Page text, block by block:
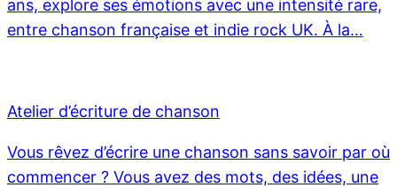
ans, explore ses émotions avec une intensité rare,
entre chanson française et indie rock UK. À la…
Atelier d’écriture de chanson
Vous rêvez d’écrire une chanson sans savoir par où
commencer ? Vous avez des mots, des idées, une